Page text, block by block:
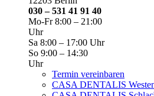
030 – 531 41 91 40
Mo-Fr 8:00 – 21:00
Uhr
Sa 8:00 – 17:00 Uhr
So 9:00 – 14:30
Uhr
Termin vereinbaren
CASA DENTALIS